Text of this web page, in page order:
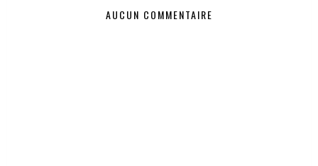
AUCUN COMMENTAIRE